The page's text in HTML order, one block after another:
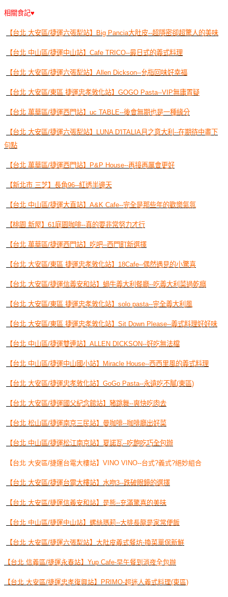
相關食記♥
【台北 大安區/捷運六張犁站】Big Pancia大肚皮--超隱密卻超驚人的美味
【台北 中山區/捷運中山站】Cafe TRICO--最日式的義式料理
【台北 大安區/捷運六張犁站】Allen Dickson--允指回味好幸福
【台北 大安區/東區 捷運忠孝敦化站】GOGO Pasta--VIP無庸置疑
【台北 萬華區/捷運西門站】uc TABLE--後會無期也是一種緣分
【台北 大安區/捷運六張犁站】LUNA D'ITALIA月之意大利--在期待中畫下
句點
【台北 萬華區/捷運西門站】P&P House--再接再厲會更好
【新北市 三芝】長角96--紅透半邊天
【台北 中山區/捷運大直站】A&K Cafe--完全是那些年的歡樂氣氛
【桃園 新屋】61庭園咖啡--真的要非常努力才行
【台北 萬華區/捷運西門站】吃吧--西門町新選擇
【台北 大安區/東區 捷運忠孝敦化站】18Cafe--偶然遇見的小驚喜
【台北 大安區/捷運信義安和站】蝸牛義大利餐廳--吃義大利菜過乾癮
【台北 大安區/東區 捷運忠孝敦化站】solo pasta--完全義大利風
【台北 大安區/東區 捷運忠孝敦化站】Sit Down Please--義式料理好好味
【台北 中山區/捷運雙連站】ALLEN DICKSON--好吃無法檔
【台北 中山區/捷運中山國小站】Miracle House--西西里風的義式料理
【台北 大安區/捷運忠孝敦化站】GoGo Pasta--永遠吃不膩(東區)
【台北 大安區/捷運國父紀念館站】豬跳舞--爽快吃肉去
【台北 松山區/捷運南京三民站】曼咖啡--咖啡廳出好菜
【台北 中山區/捷運松江南京站】夏諾瓦--吃飽吃巧全包辦
【台北 大安區/捷運台電大樓站】VINO VINO--台式?義式?絕妙組合
【台北 大安區/捷運台電大樓站】水吻3--跌破眼鏡的選擇
【台北 大安區/捷運信義安和站】是熊--充滿驚喜的美味
【台北 中山區/捷運中山站】螺絲瑪莉--大排長龍是家常便飯
【台北 大安區/捷運六張犁站】大肚皮義式餐坊-換菜單保新鮮
【台北 信義區/捷運永春站】Yup Cafe-早午餐到消夜全包辦
【台北 大安區/捷運忠孝復興站】PRIMO-超迷人義式料理(東區)